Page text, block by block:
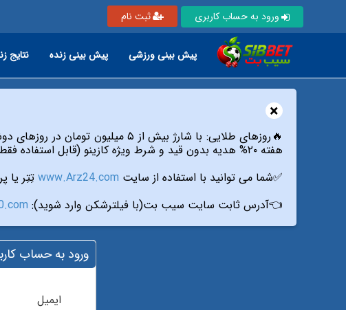
ورود به حساب کاربری ثبت نام
پیش بینی ورزشی پیش بینی زنده نتایج
×
🔥روزهای طلایی: با شارژ بیش از ۵ میلیون تومان در روزهای دوشنبه،پنج شنبه و جمعه از طریق تمام درگاه های سایت،
هفته ۲۰% هدیه بدون قید و شرط ویژه کازینو (قابل استفاده فقط در بازی انفجار۱،انفجار۲،انفجار رویال و پوپ) از سیب بت دریافت کنید.
✅شما می توانید با استفاده از سایت www.Arz24.com تِتِر یا پرفکت
👈آدرس ثابت سایت سیب بت(با فیلترشکن وارد شوید):
ورود به حساب
ایمیل